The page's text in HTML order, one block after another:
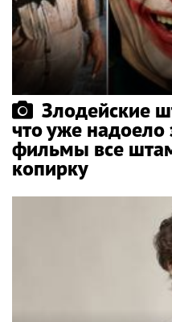
Злодейские
что уже надоело
фильмы все
копирку